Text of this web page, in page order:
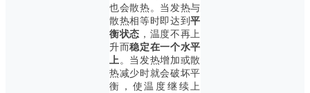
也会散热。当发热与
散热相等时即达到平
衡状态 ，温度不再上
升而稳定在一个水平
上 。当发热增加或散
热减少时就会破坏平
衡，使温度继续上